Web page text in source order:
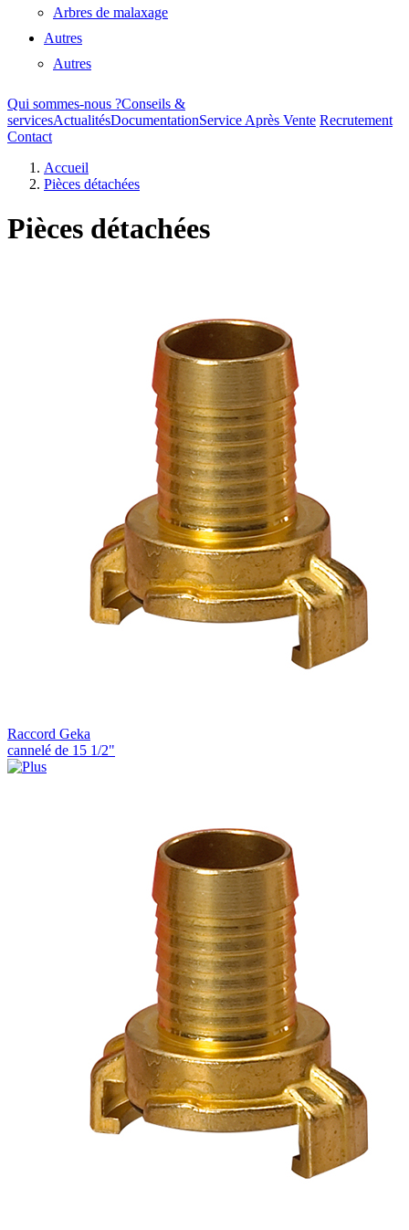
Arbres de malaxage
Autres
Autres
Qui sommes-nous ?Conseils &
servicesActualitésDocumentationService Après Vente Recrutement
Contact
Accueil
Pièces détachées
Pièces détachées
Raccord Geka
cannelé de 15 1/2"